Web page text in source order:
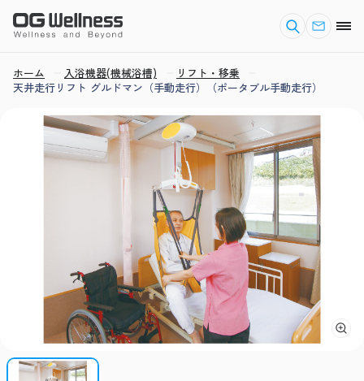
ホーム 入浴機器(機械浴槽)
リフト・移乗
天井走行リフト グルドマン（手動走行）（ポータブル手動走行）